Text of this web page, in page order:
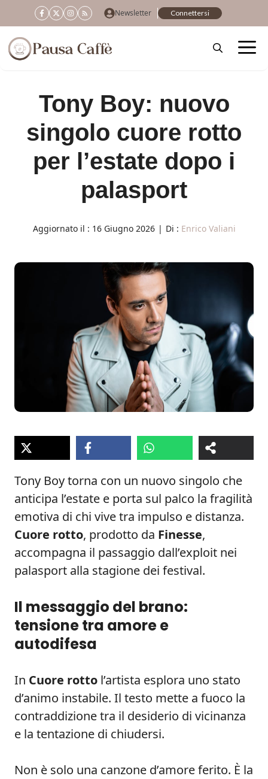
al
contenuto
Newsletter Connettersi
Tony Boy: nuovo
singolo cuore rotto
per l’estate dopo i
palasport
Aggiornato il : 16 Giugno 2026 | Di : Enrico Valiani
Tony Boy torna con un nuovo singolo che
anticipa l’estate e porta sul palco la fragilità
emotiva di chi vive tra impulso e distanza.
Cuore rotto, prodotto da Finesse,
accompagna il passaggio dall’exploit nei
palasport alla stagione dei festival.
Il messaggio del brano:
tensione tra amore e
autodifesa
In Cuore rotto l’artista esplora uno stato
d’animo instabile. Il testo mette a fuoco la
contraddizione tra il desiderio di vicinanza
e la tentazione di chiudersi.
Non è solo una canzone d’amore ferito. È la